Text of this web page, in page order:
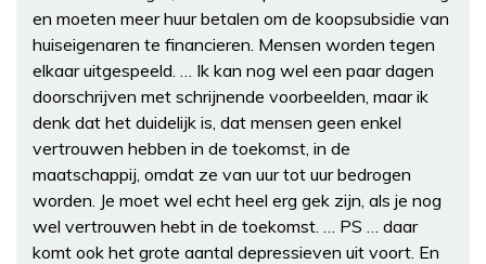
en moeten meer huur betalen om de koopsubsidie van
huiseigenaren te financieren. Mensen worden tegen
elkaar uitgespeeld. … Ik kan nog wel een paar dagen
doorschrijven met schrijnende voorbeelden, maar ik
denk dat het duidelijk is, dat mensen geen enkel
vertrouwen hebben in de toekomst, in de
maatschappij, omdat ze van uur tot uur bedrogen
worden. Je moet wel echt heel erg gek zijn, als je nog
wel vertrouwen hebt in de toekomst. … PS … daar
komt ook het grote aantal depressieven uit voort. En